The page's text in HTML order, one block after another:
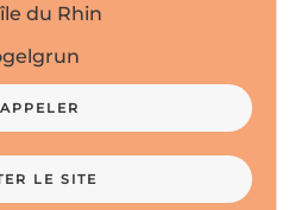
du Rhin
APPELER
LE SITE